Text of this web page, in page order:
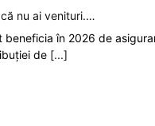
nu ai venituri.…
beneficia în 2026 de
de [...]